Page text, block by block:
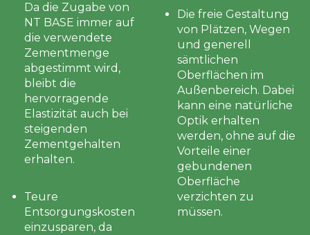
Da die Zugabe von
NT BASE immer auf
die verwendete
Zementmenge
abgestimmt wird,
bleibt die
hervorragende
Elastizität auch bei
steigenden
Zementgehalten
erhalten.
Teure
Entsorgungskosten
einzusparen, da
Die freie Gestaltung
von Plätzen, Wegen
und generell
sämtlichen
Oberflächen im
Außenbereich. Dabei
kann eine natürliche
Optik erhalten
werden, ohne auf die
Vorteile einer
gebundenen
Oberfläche
verzichten zu
müssen.